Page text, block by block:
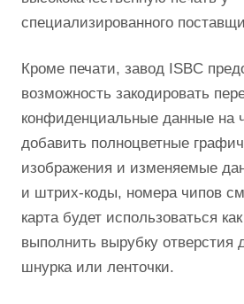
специализированного
Кроме печати, завод ISBC
возможность закодировать
конфиденциальные данные на
добавить полноцветные
изображения и изменяемые
и штрих-коды, номера чипов
карта будет использоваться
выполнить вырубку отверстия
шнурка или ленточки.